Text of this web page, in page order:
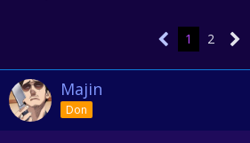
1 2
Majin
Don